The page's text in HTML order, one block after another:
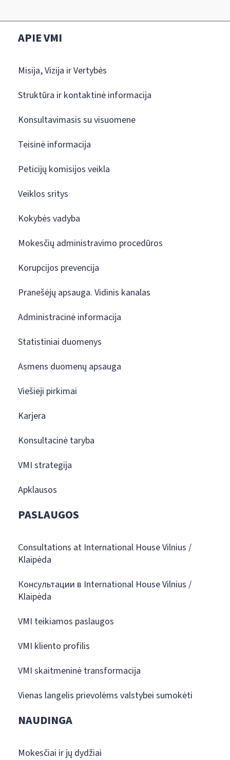
APIE VMI
Misija, Vizija ir Vertybės
Struktūra ir kontaktinė informacija
Konsultavimasis su visuomene
Teisinė informacija
Peticijų komisijos veikla
Veiklos sritys
Kokybės vadyba
Mokesčių administravimo procedūros
Korupcijos prevencija
Pranešėjų apsauga. Vidinis kanalas
Administracinė informacija
Statistiniai duomenys
Asmens duomenų apsauga
Viešieji pirkimai
Karjera
Konsultacinė taryba
VMI strategija
Apklausos
PASLAUGOS
Consultations at International House Vilnius /
Klaipėda
Консультации в International House Vilnius /
Klaipėda
VMI teikiamos paslaugos
VMI kliento profilis
VMI skaitmeninė transformacija
Vienas langelis prievolėms valstybei sumokėti
NAUDINGA
Mokesčiai ir jų dydžiai